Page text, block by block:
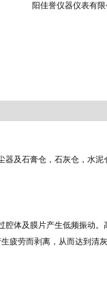
阳佳誉仪器仪表有限
及石膏仓，石灰仓，水
体及膜片产生低频振动
疲劳而剥离，从而达到清灰